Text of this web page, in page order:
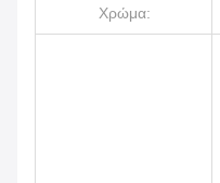
Χρώμα: